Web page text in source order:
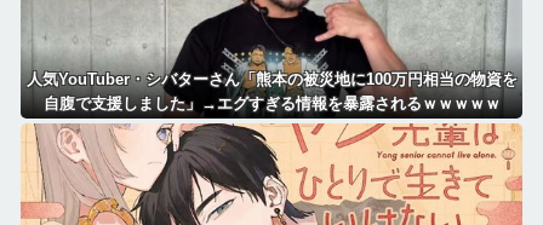
人気YouTuber・シバターさん「熊本の被災地に100万円相当の物資を
自腹で支援しました」→エグすぎる情報を暴露されるｗｗｗｗｗ